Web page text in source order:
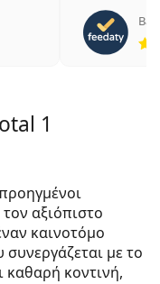
από 5
1
αξιόπιστο
καινοτόμο
με το
καθαρή κοντινή,